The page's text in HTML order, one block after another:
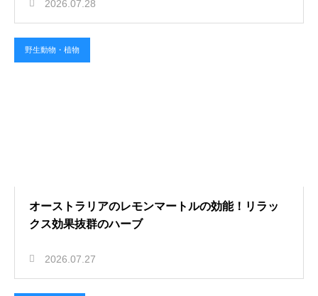
2026.07.28
野生動物・植物
オーストラリアのレモンマートルの効能！リラッ
クス効果抜群のハーブ
2026.07.27